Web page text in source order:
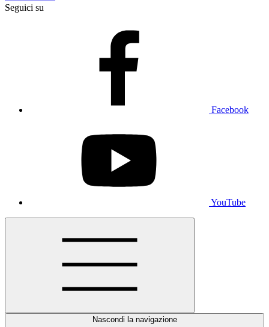
Seguici su
Facebook
YouTube
Nascondi la navigazione